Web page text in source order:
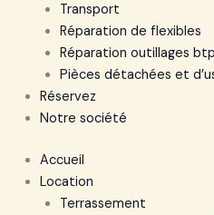
Transport
Réparation de flexibles
Réparation outillages btp
Pièces détachées et
Réservez
Notre société
Accueil
Location
Terrassement